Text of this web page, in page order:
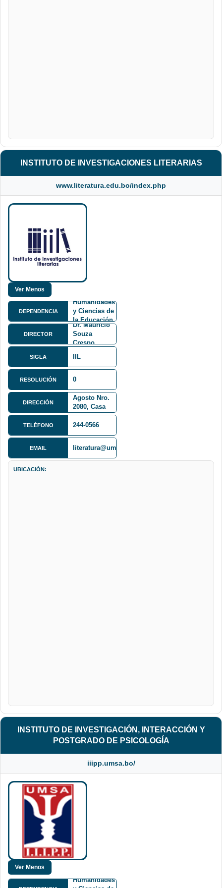
INSTITUTO DE INVESTIGACIONES LITERARIAS
www.literatura.edu.bo/index.php
DEPENDENCIA
Humanidades
y Ciencias de
la Educación
FHCE
DIRECTOR
Dr. Mauricio
Souza
Crespo
SIGLA IIL
RESOLUCIÓN 0
DIRECCIÓN
Av. 6 de
Agosto Nro.
2080, Casa
Montes
TELÉFONO 244-0566
EMAIL literatura@umsa.bo
UBICACIÓN:
INSTITUTO DE INVESTIGACIÓN, INTERACCIÓN Y
POSTGRADO DE PSICOLOGÍA
iiipp.umsa.bo/
Humanidades